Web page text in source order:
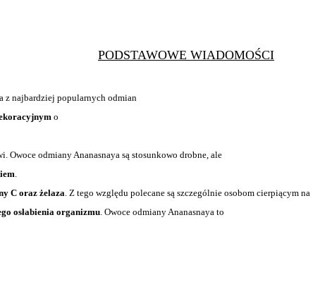
PODSTAWOWE WIADOMOŚCI
z najbardziej popularnych odmian
o
Owoce odmiany Ananasnaya są stosunkowo drobne, ale
.
C oraz żelaza. Z tego względu polecane są szczególnie osobom cierpiącym na
osłabienia organizmu. Owoce odmiany Ananasnaya to